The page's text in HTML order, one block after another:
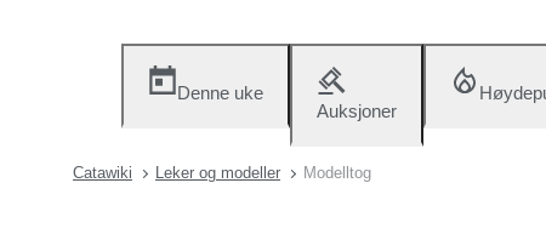
Denne uke
Auksjoner
Catawiki Leker og modeller Modelltog